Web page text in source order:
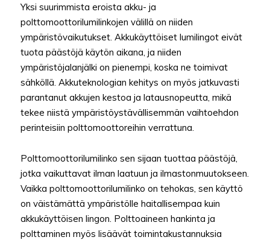
Yksi suurimmista eroista akku- ja
polttomoottorilumilinkojen välillä on niiden
ympäristövaikutukset. Akkukäyttöiset lumilingot eivät
tuota päästöjä käytön aikana, ja niiden
ympäristöjalanjälki on pienempi, koska ne toimivat
sähköllä. Akkuteknologian kehitys on myös jatkuvasti
parantanut akkujen kestoa ja latausnopeutta, mikä
tekee niistä ympäristöystävällisemmän vaihtoehdon
perinteisiin polttomoottoreihin verrattuna.
Polttomoottorilumilinko sen sijaan tuottaa päästöjä,
jotka vaikuttavat ilman laatuun ja ilmastonmuutokseen.
Vaikka polttomoottorilumilinko on tehokas, sen käyttö
on väistämättä ympäristölle haitallisempaa kuin
akkukäyttöisen lingon. Polttoaineen hankinta ja
polttaminen myös lisäävät toimintakustannuksia